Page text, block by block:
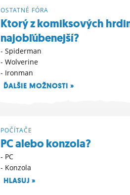
OSTATNÉ FÓRA
Ktorý z komiksových
najobľúbenejší?
- Spiderman
- Wolverine
- Ironman
ĎALŠIE MOŽNOSTI »
POČÍTAČE
PC alebo konzola?
- PC
- Konzola
HLASUJ »